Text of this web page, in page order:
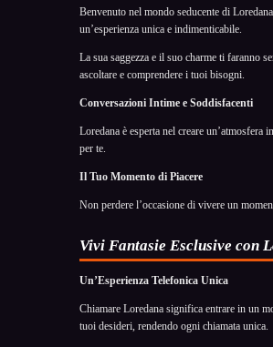
Benvenuto nel mondo seducente di
un’esperienza unica e indimenticabile.
La sua saggezza e il suo charme ti faranno
ascoltare e comprendere i tuoi bisogni.
Conversazioni Intime e Soddisfacenti
Loredana è esperta nel creare
per te.
Il Tuo Momento di Piacere
Non perdere l’occasione di vivere un
Vivi Fantasie Esclusive con
Un’Esperienza Telefonica Unica
Chiamare Loredana significa entrare in un
tuoi desideri, rendendo ogni chiamata unica.